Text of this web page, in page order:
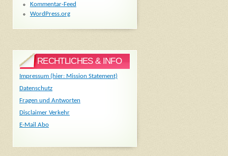
Kommentar-Feed
WordPress.org
RECHTLICHES & INFO
Impressum (hier: Mission Statement)
Datenschutz
Fragen und Antworten
Disclaimer Verkehr
E-Mail Abo